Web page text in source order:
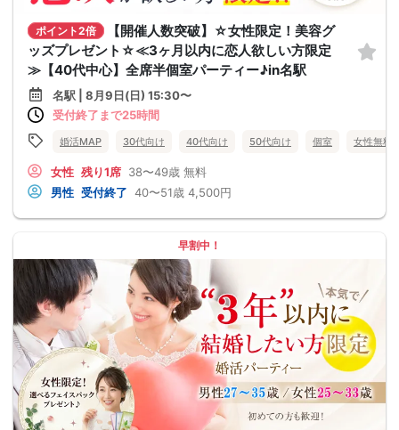
ポイント2倍
【開催人数突破】☆女性限定！美容グ
ッズプレゼント☆≪3ヶ月以内に恋人欲しい方限定
≫【40代中心】全席半個室パーティー♪in名駅
名駅 | 8月9日(日) 15:30〜
受付終了まで25時間
婚活MAP 30代向け 40代向け 50代向け 個室 女性無料
女性 残り1席 38〜49歳 無料
男性 受付終了 40〜51歳 4,500円
早割中！